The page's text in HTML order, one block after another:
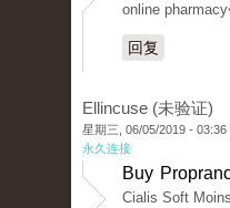
online
回复
Ellincuse (未验证)
星期三, 06/05/2019 - 03:36
永久连接
Buy
Cialis Soft